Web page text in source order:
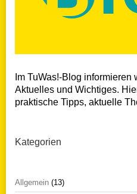
Im TuWas!-Blog informieren
Aktuelles und Wichtiges.
praktische Tipps, aktuelle
Kategorien
Allgemein (13)